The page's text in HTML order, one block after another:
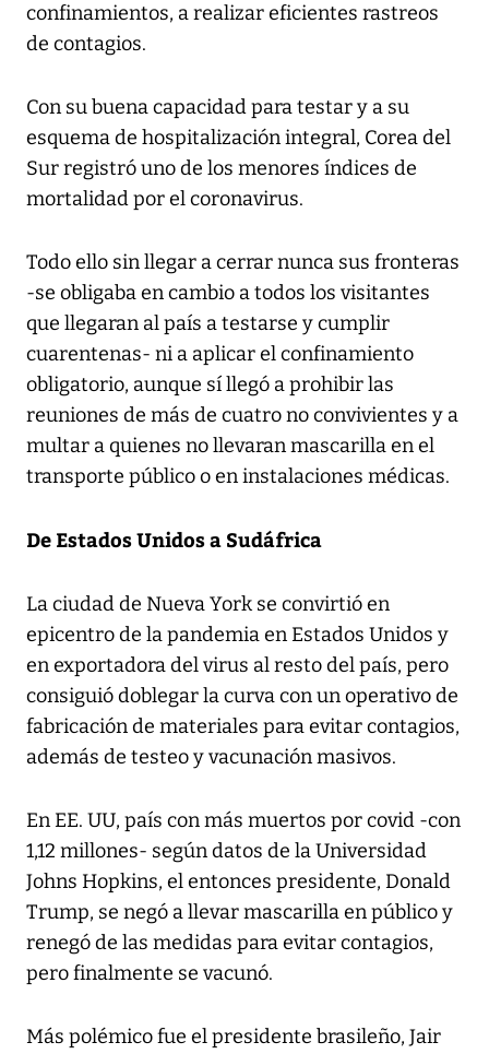
confinamientos, a realizar eficientes rastreos
de contagios.
Con su buena capacidad para testar y a su
esquema de hospitalización integral, Corea del
Sur registró uno de los menores índices de
mortalidad por el coronavirus.
Todo ello sin llegar a cerrar nunca sus fronteras
-se obligaba en cambio a todos los visitantes
que llegaran al país a testarse y cumplir
cuarentenas- ni a aplicar el confinamiento
obligatorio, aunque sí llegó a prohibir las
reuniones de más de cuatro no convivientes y a
multar a quienes no llevaran mascarilla en el
transporte público o en instalaciones médicas.
De Estados Unidos a Sudáfrica
La ciudad de Nueva York se convirtió en
epicentro de la pandemia en Estados Unidos y
en exportadora del virus al resto del país, pero
consiguió doblegar la curva con un operativo de
fabricación de materiales para evitar contagios,
además de testeo y vacunación masivos.
En EE. UU, país con más muertos por covid -con
1,12 millones- según datos de la Universidad
Johns Hopkins, el entonces presidente, Donald
Trump, se negó a llevar mascarilla en público y
renegó de las medidas para evitar contagios,
pero finalmente se vacunó.
Más polémico fue el presidente brasileño, Jair